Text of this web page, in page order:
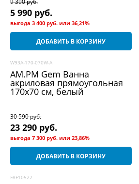
9 390 руб.
5 990 руб.
выгода3 400 руб. или36,21%
ДОБАВИТЬ В КОРЗИНУ
W93A-170-070W-A
AM.PM Gem Ванна
акриловая прямоугольная
170x70 см, белый
30 590 руб.
23 290 руб.
выгода7 300 руб. или23,86%
ДОБАВИТЬ В КОРЗИНУ
F8F10522